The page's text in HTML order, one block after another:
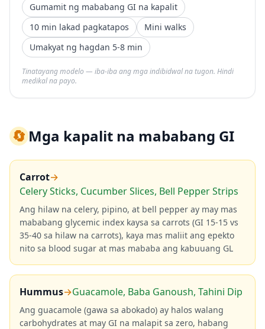
Gumamit ng mababang GI na kapalit
10 min lakad pagkatapos
Mini walks
Umakyat ng hagdan 5-8 min
Tinatayang modelo — iba-iba ang mga indibidwal na tugon. Hindi
medikal na payo.
🔄Mga kapalit na mababang GI
Carrot→
Celery Sticks, Cucumber Slices, Bell Pepper Strips
Ang hilaw na celery, pipino, at bell pepper ay may mas
mababang glycemic index kaysa sa carrots (GI 15-15 vs
35-40 sa hilaw na carrots), kaya mas maliit ang epekto
nito sa blood sugar at mas mababa ang kabuuang GL
Hummus→Guacamole, Baba Ganoush, Tahini Dip
Ang guacamole (gawa sa abokado) ay halos walang
carbohydrates at may GI na malapit sa zero, habang